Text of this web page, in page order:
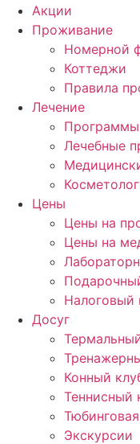
Акции
Проживание
Номерной
Коттеджи
Правила
Лечение
Программы
Лечебные
Цены
Цены на
Цены на
Налоговый
Досуг
Конный
Теннисный
Экскурсии